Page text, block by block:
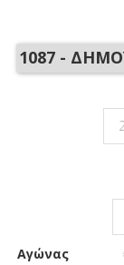
1087 -
Αγώνας